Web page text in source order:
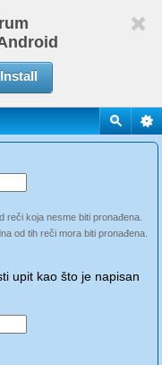
Install
reči koja nesme biti pronađena.
od tih reči mora biti pronađena.
upit kao što je napisan